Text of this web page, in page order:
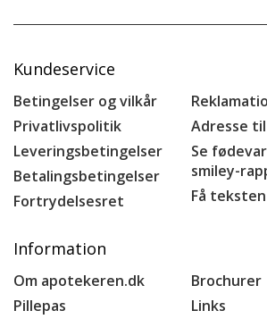
Kundeservice
Betingelser og vilkår
Privatlivspolitik
Leveringsbetingelser
Betalingsbetingelser
Fortrydelsesret
Adresse
Se
smiley-
Få
Information
Om apotekeren.dk
Pillepas
Brochurer
Links